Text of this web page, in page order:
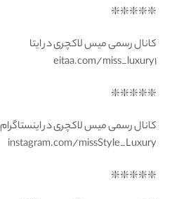
❇️❇️❇️❇️❇️
کانال رسمی میس لاکچری در ایتا
eitaa.com/miss_luxury1
❇️❇️❇️❇️❇️
کانال رسمی میس لاکچری در اینستاگرام
instagram.com/missStyle_Luxury
❇️❇️❇️❇️❇️